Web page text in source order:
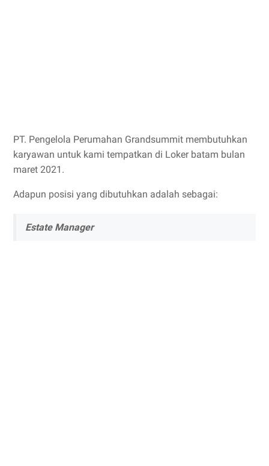
PT. Pengelola Perumahan Grandsummit membutuhkan
karyawan untuk kami tempatkan di Loker batam bulan
maret 2021.
Adapun posisi yang dibutuhkan adalah sebagai:
Estate Manager